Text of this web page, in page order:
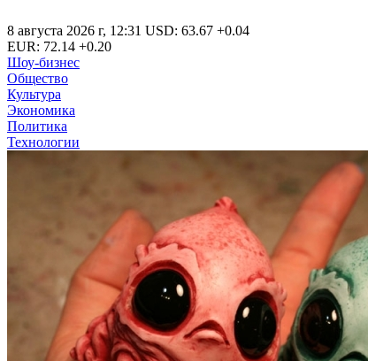
8 августа 2026 г, 12:31 USD: 63.67 +0.04
EUR: 72.14 +0.20
Шоу-бизнес
Общество
Культура
Экономика
Политика
Технологии